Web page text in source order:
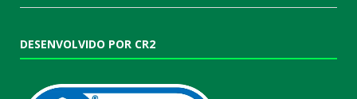
DESENVOLVIDO POR CR2